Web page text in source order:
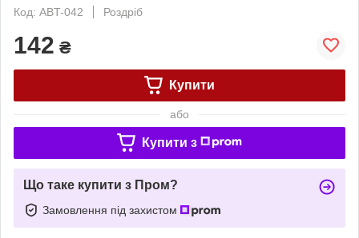
Код: ABT-042
Роздріб
142 ₴
Купити
або
Купити з
Що таке купити з Пром?
Замовлення під захистом